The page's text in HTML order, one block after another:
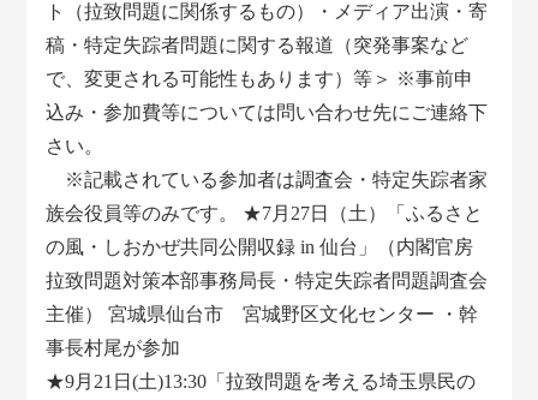
ト（拉致問題に関係するもの）・メディア出演・寄
稿・特定失踪者問題に関する報道（突発事案など
で、変更される可能性もあります）等＞ ※事前申
込み・参加費等については問い合わせ先にご連絡下
さい。
※記載されている参加者は調査会・特定失踪者家
族会役員等のみです。 ★7月27日（土）「ふるさと
の風・しおかぜ共同公開収録 in 仙台」（内閣官房
拉致問題対策本部事務局長・特定失踪者問題調査会
主催） 宮城県仙台市 宮城野区文化センター ・幹
事長村尾が参加
★9月21日(土)13:30「拉致問題を考える埼玉県民の